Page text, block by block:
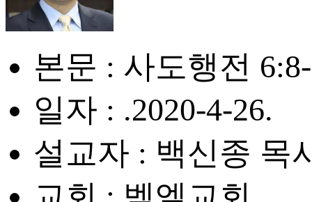
본문 : 사도행전
일자 : .2020-4-26.
설교자 : 백신종 목